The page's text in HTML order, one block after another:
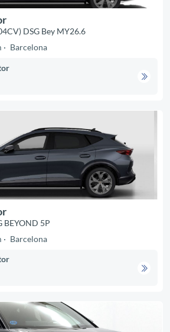
DSG Bey MY26.6
Barcelona
BEYOND 5P
Barcelona